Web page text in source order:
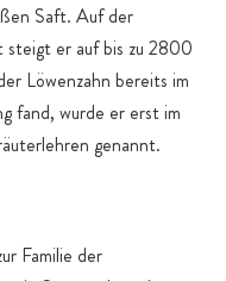
Saft. Auf der
steigt er auf bis zu 2800
Löwenzahn bereits im
fand, wurde er erst im
genannt.
Familie der